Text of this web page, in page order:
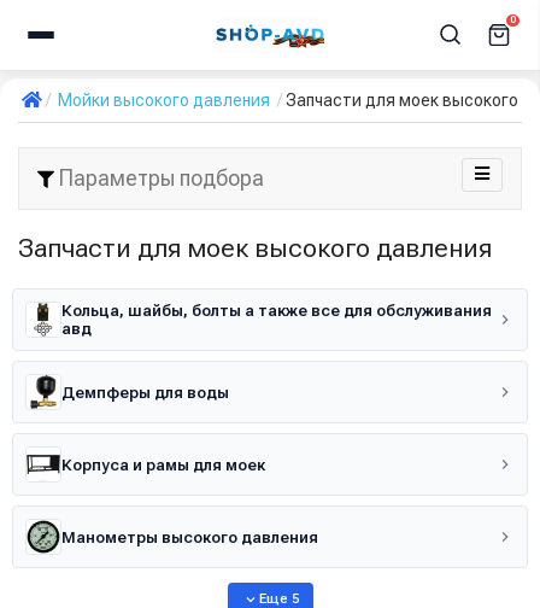
0
Мойки высокого давления Запчасти для моек высокого
Параметры подбора
Запчасти для моек высокого давления
Кольца, шайбы, болты а также все для обслуживания
авд
Демпферы для воды
Корпуса и рамы для моек
Манометры высокого давления
Еще 5